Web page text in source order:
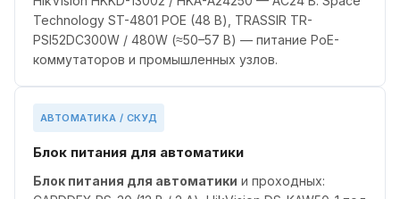
Technology ST-4801 POE (48 В), TRASSIR TR-
PSI52DC300W / 480W (≈50–57 В) — питание PoE-
коммутаторов и промышленных узлов.
АВТОМАТИКА / СКУД
Блок питания для автоматики
Блок питания для автоматики и проходных: